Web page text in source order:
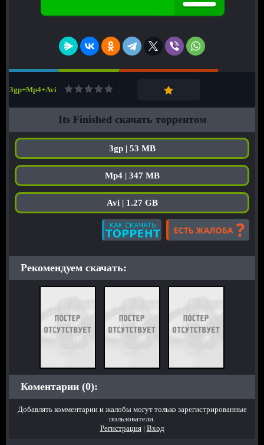
3gp+Mp4+Avi
Its Finished скачать торрентом
3gp | 53 MB
Mp4 | 347 MB
Avi | 1.27 GB
Рекомендуем скачать:
Коментарии (0):
Добавлять комментарии и жалобы могут только зарегистрированные
пользователи.
Регистрация| Вход